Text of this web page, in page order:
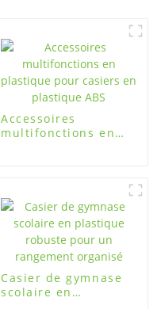
Accessoires
multifonctions en
Casier de gymnase
scolaire en